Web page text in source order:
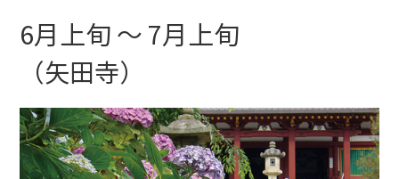
6月上旬 ～ 7月上旬
（矢田寺）